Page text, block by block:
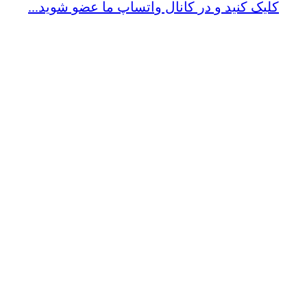
کلیک کنید و در کانال واتساپ ما عضو شوید...